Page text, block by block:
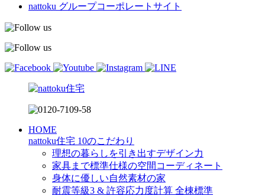
nattoku グループコーポレートサイト
HOME
nattoku住宅 10のこだわり
理想の暮らしを引き出すデザイン力
家具まで標準仕様の空間コーディネート
身体に優しい自然素材の家
耐震等級3 & 許容応力度計算 全棟標準